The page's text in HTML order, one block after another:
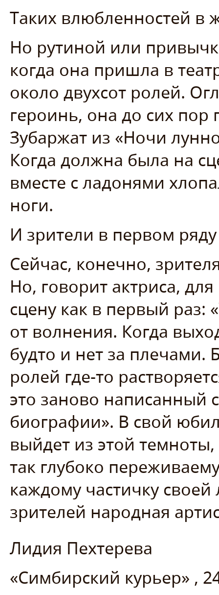
Таких влюбленностей в
Но рутиной или
когда она пришла в
около двухсот ролей.
героинь, она до сих
Зубаржат из «Ночи
Когда должна была на
вместе с ладонями
ноги.
И зрители в первом
Сейчас, конечно,
Но, говорит актриса,
сцену как в первый раз:
от волнения. Когда
будто и нет за плечами.
ролей где-то
это заново написанный
биографии». В свой
выйдет из этой
так глубоко
каждому частичку
зрителей народная
Лидия Пехтерева
«Симбирский курьер» ,